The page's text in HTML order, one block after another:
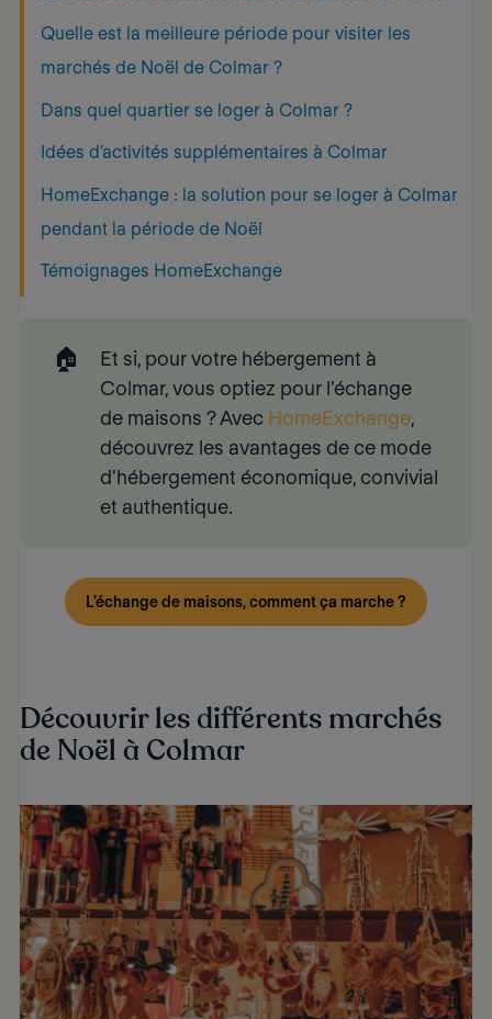
Quelle est la meilleure période pour visiter les
marchés de Noël de Colmar ?
Dans quel quartier se loger à Colmar ?
Idées d’activités supplémentaires à Colmar
HomeExchange : la solution pour se loger à Colmar
pendant la période de Noël
Témoignages HomeExchange
🏠
Et si, pour votre hébergement à
Colmar, vous optiez pour l'échange
de maisons ? Avec HomeExchange,
découvrez les avantages de ce mode
d'hébergement économique, convivial
et authentique.
L'échange de maisons, comment ça marche ?
Découvrir les différents marchés
de Noël à Colmar